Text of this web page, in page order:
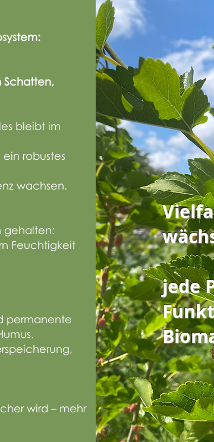
Schatten,
bleibt im
robustes
wachsen.
gehalten:
Feuchtigkeit
permanente
wird – mehr
jede